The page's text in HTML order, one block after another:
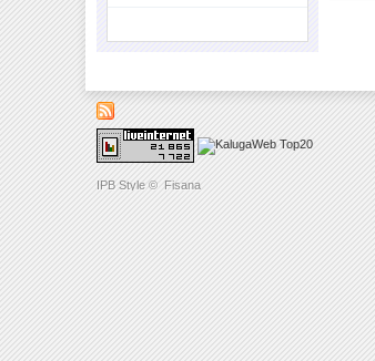
IPB Style © Fisana